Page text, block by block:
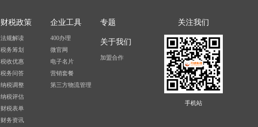
财税政策
法规解读
税务筹划
税收优惠
税务问答
纳税调整
纳税评估
财税表单
财务资讯
企业工具
400办理
微官网
电子名片
营销套餐
第三方物流管理
专题
关于我们
加盟合作
关注我们
手机站